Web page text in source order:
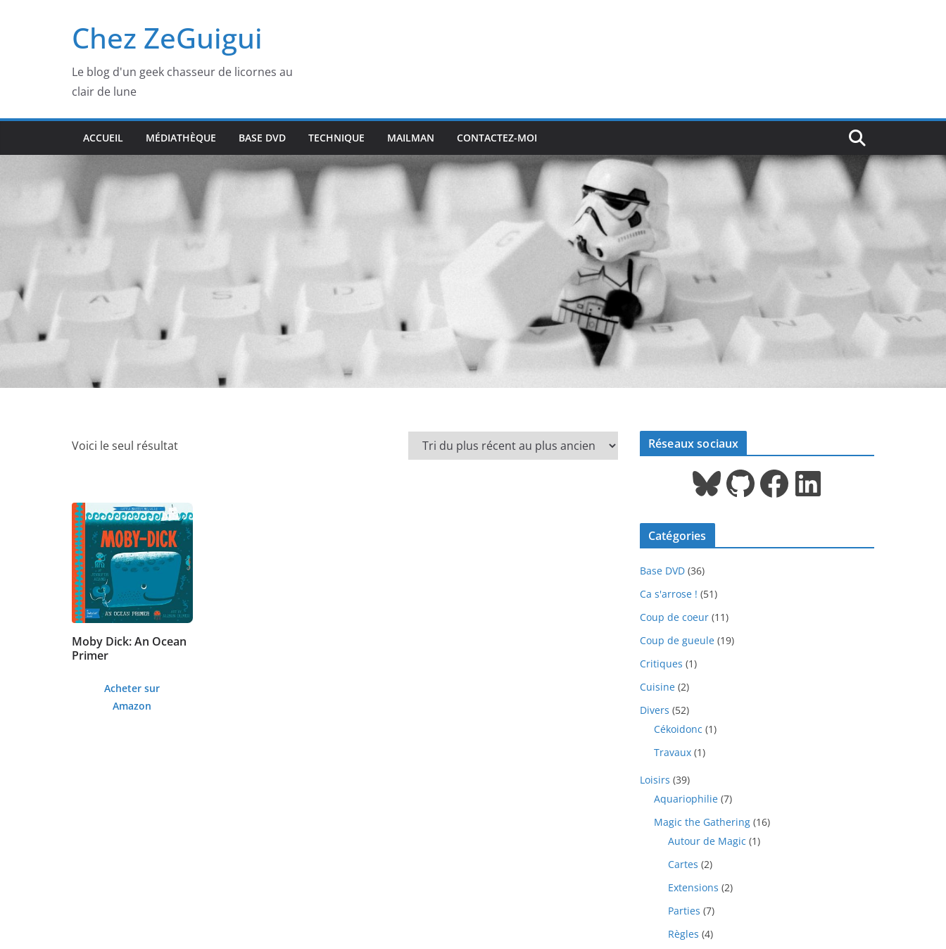
Chez ZeGuigui
Le blog d'un geek chasseur de licornes au
clair de lune
ACCUEIL MÉDIATHÈQUE BASE DVD TECHNIQUE MAILMAN CONTACTEZ-MOI
Voici le seul résultat
Moby Dick: An Ocean
Primer
Acheter sur
Amazon
Réseaux sociaux
Bluesky GitHub Facebook LinkedIn
Catégories
Base DVD (36)
Ca s'arrose ! (51)
Coup de coeur (11)
Coup de gueule (19)
Critiques (1)
Cuisine (2)
Divers (52)
Cékoidonc (1)
Travaux (1)
Loisirs (39)
Aquariophilie (7)
Magic the Gathering (16)
Autour de Magic (1)
Cartes (2)
Extensions (2)
Parties (7)
Règles (4)